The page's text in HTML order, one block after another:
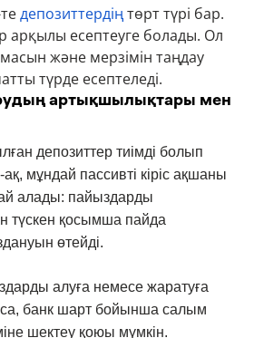
депозиттердіңтөрт түрі бар.
арқылы есептеуге болады. Ол
және мерзімін таңдау
түрде есептеледі.
артықшылықтары мен
депозиттер тиімді болып
мұндай пассивті кіріс ақшаны
алады: пайыздарды
түскен қосымша пайда
өтейді.
алуға немесе жаратуға
банк шарт бойынша салым
шектеу қоюы мүмкін.